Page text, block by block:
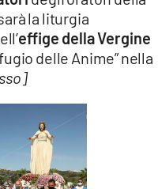
la liturgia
effige della Vergine
delle Anime” nella